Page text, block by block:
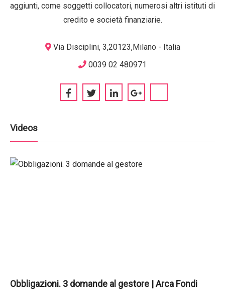
aggiunti, come soggetti collocatori, numerosi altri istituti di
credito e società finanziarie.
Via Disciplini, 3,20123,Milano - Italia
0039 02 480971
Videos
Obbligazioni. 3 domande al gestore | Arca Fondi